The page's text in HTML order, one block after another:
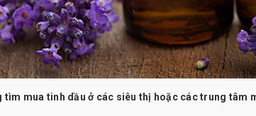
tìm mua tinh dầu ở các siêu thị hoặc các trung tâm